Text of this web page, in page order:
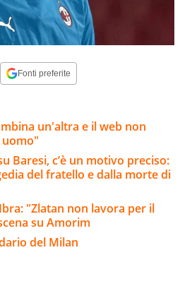
Fonti preferite
un'altra e il web non
uomo"
Baresi, c’è un motivo preciso:
del fratello e dalla morte di
"Zlatan non lavora per il
su Amorim
del Milan